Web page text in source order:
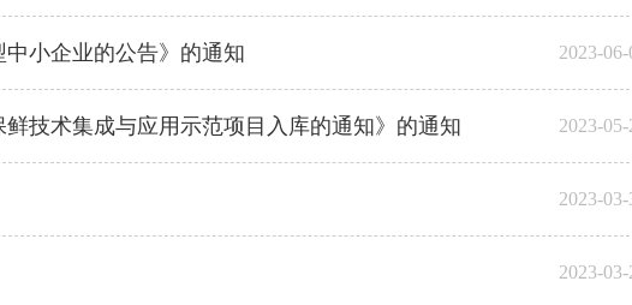
小企业的公告》的通知 2023-
技术集成与应用示范项目入库的通知》的通知 2023-
2023-
2023-